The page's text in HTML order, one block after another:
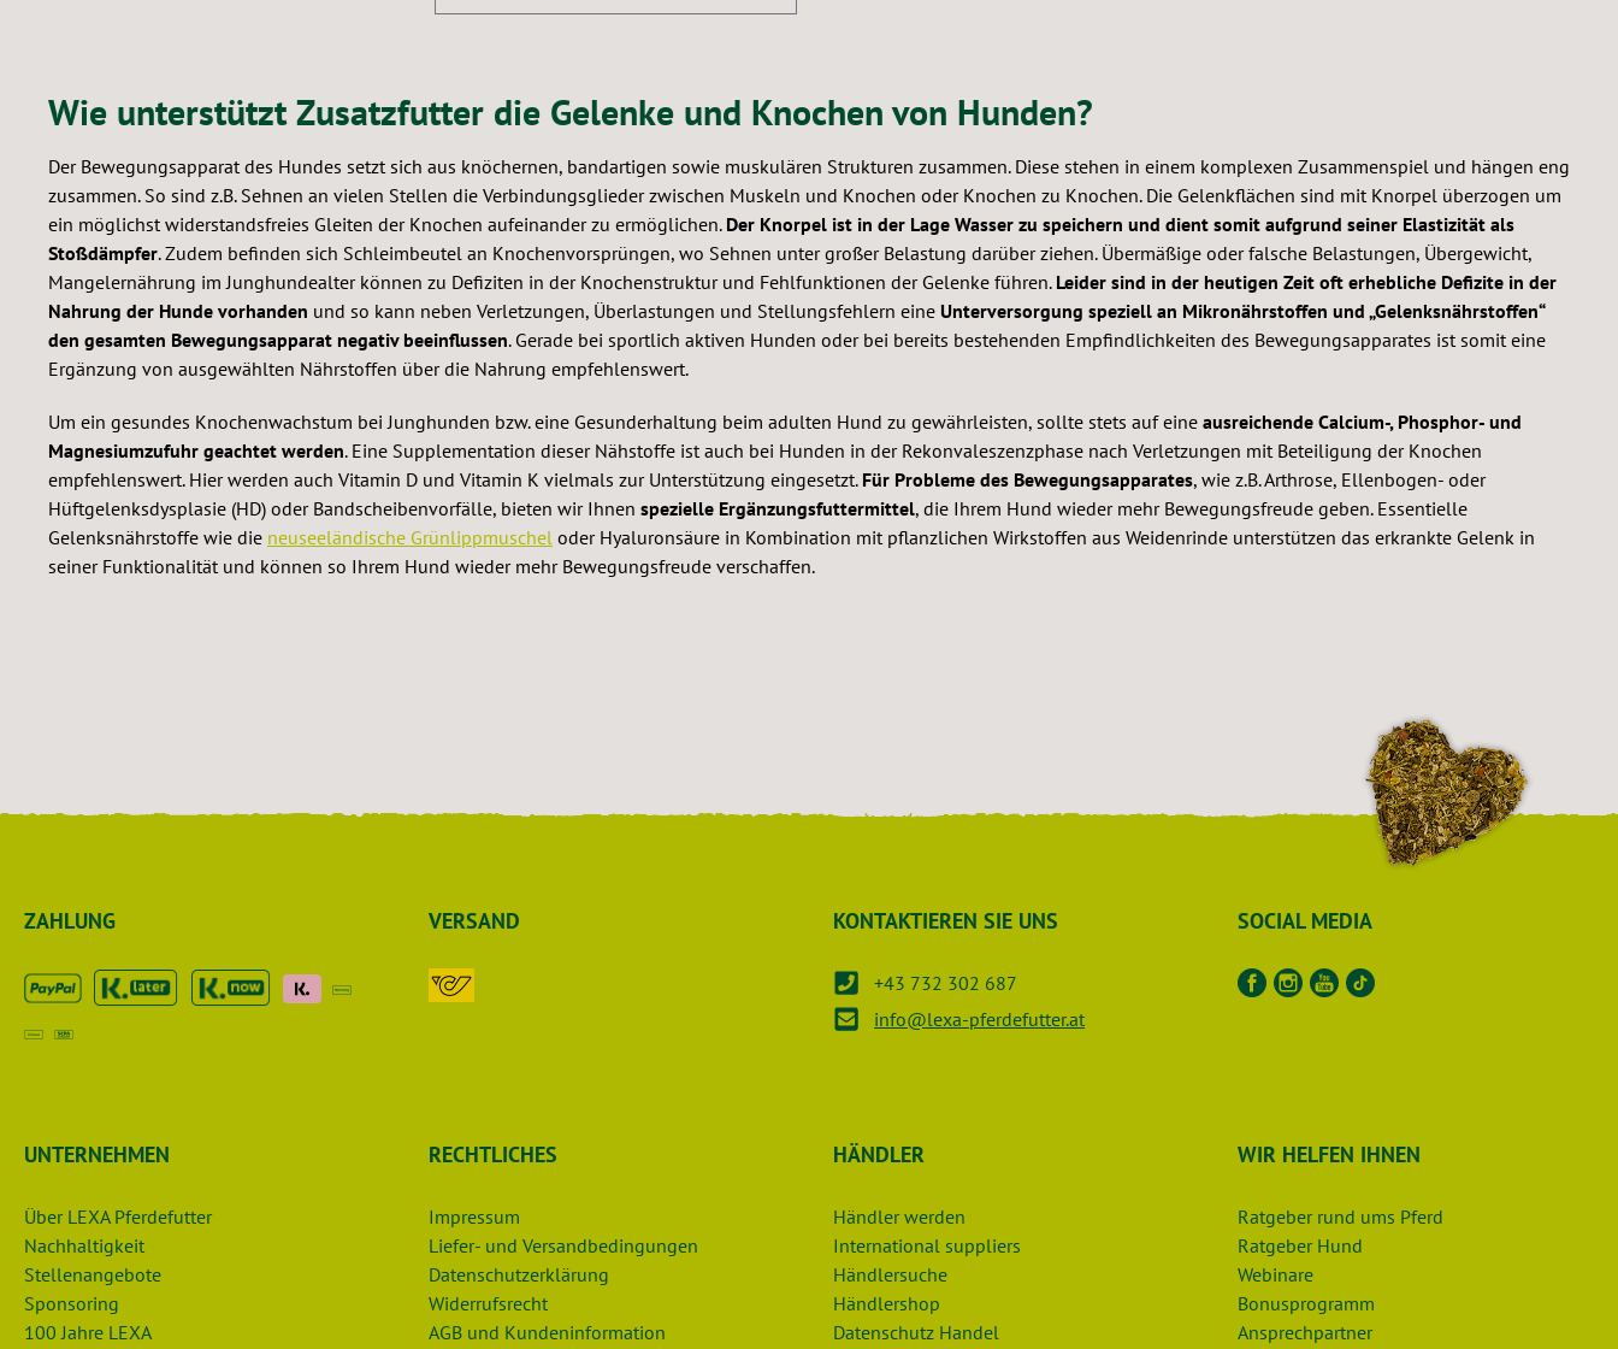
verdauungsfördernd Teufelskralle +
Bewegungsapparates Als Kur oder zur
dauerhaften Fütterung Hinweis: nicht
an tragende Tiere verfüttern, kann eine
stimulierende Wirkung auf die
Uterusmuskulatur haben
Wie unterstützt Zusatzfutter die Gelenke und Knochen von Hunden?
Der Bewegungsapparat des Hundes setzt sich aus knöchernen, bandartigen sowie muskulären Strukturen zusammen. Diese stehen in einem komplexen Zusammenspiel und hängen eng
zusammen. So sind z.B. Sehnen an vielen Stellen die Verbindungsglieder zwischen Muskeln und Knochen oder Knochen zu Knochen. Die Gelenkflächen sind mit Knorpel überzogen um
ein möglichst widerstandsfreies Gleiten der Knochen aufeinander zu ermöglichen. Der Knorpel ist in der Lage Wasser zu speichern und dient somit aufgrund seiner Elastizität als
Stoßdämpfer. Zudem befinden sich Schleimbeutel an Knochenvorsprüngen, wo Sehnen unter großer Belastung darüber ziehen. Übermäßige oder falsche Belastungen, Übergewicht,
Mangelernährung im Junghundealter können zu Defiziten in der Knochenstruktur und Fehlfunktionen der Gelenke führen. Leider sind in der heutigen Zeit oft erhebliche Defizite in der
Nahrung der Hunde vorhanden und so kann neben Verletzungen, Überlastungen und Stellungsfehlern eine Unterversorgung speziell an Mikronährstoffen und „Gelenksnährstoffen“
den gesamten Bewegungsapparat negativ beeinflussen. Gerade bei sportlich aktiven Hunden oder bei bereits bestehenden Empfindlichkeiten des Bewegungsapparates ist somit eine
Ergänzung von ausgewählten Nährstoffen über die Nahrung empfehlenswert.
Um ein gesundes Knochenwachstum bei Junghunden bzw. eine Gesunderhaltung beim adulten Hund zu gewährleisten, sollte stets auf eine ausreichende Calcium-, Phosphor- und
Magnesiumzufuhr geachtet werden. Eine Supplementation dieser Nähstoffe ist auch bei Hunden in der Rekonvaleszenzphase nach Verletzungen mit Beteiligung der Knochen
empfehlenswert. Hier werden auch Vitamin D und Vitamin K vielmals zur Unterstützung eingesetzt. Für Probleme des Bewegungsapparates, wie z.B. Arthrose, Ellenbogen- oder
Hüftgelenksdysplasie (HD) oder Bandscheibenvorfälle, bieten wir Ihnen spezielle Ergänzungsfuttermittel, die Ihrem Hund wieder mehr Bewegungsfreude geben. Essentielle
Gelenksnährstoffe wie die neuseeländische Grünlippmuschel oder Hyaluronsäure in Kombination mit pflanzlichen Wirkstoffen aus Weidenrinde unterstützen das erkrankte Gelenk in
seiner Funktionalität und können so Ihrem Hund wieder mehr Bewegungsfreude verschaffen.
ZAHLUNG VERSAND KONTAKTIEREN SIE UNS
+43 732 302 687
info@lexa-pferdefutter.at
SOCIAL MEDIA
UNTERNEHMEN
Über LEXA Pferdefutter
Nachhaltigkeit
Stellenangebote
Sponsoring
100 Jahre LEXA
RECHTLICHES
Impressum
Liefer- und Versandbedingungen
Datenschutzerklärung
Widerrufsrecht
AGB und Kundeninformation
HÄNDLER
Händler werden
International suppliers
Händlersuche
Händlershop
Datenschutz Handel
WIR HELFEN IHNEN
Ratgeber rund ums Pferd
Ratgeber Hund
Webinare
Bonusprogramm
Ansprechpartner